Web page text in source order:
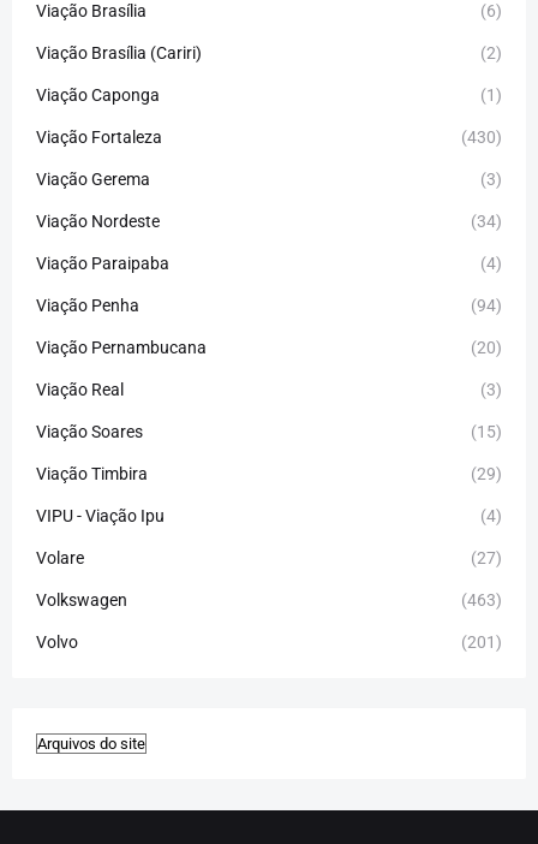
Viação Brasília (6)
Viação Brasília (Cariri) (2)
Viação Caponga (1)
Viação Fortaleza (430)
Viação Gerema (3)
Viação Nordeste (34)
Viação Paraipaba (4)
Viação Penha (94)
Viação Pernambucana (20)
Viação Real (3)
Viação Soares (15)
Viação Timbira (29)
VIPU - Viação Ipu (4)
Volare (27)
Volkswagen (463)
Volvo (201)